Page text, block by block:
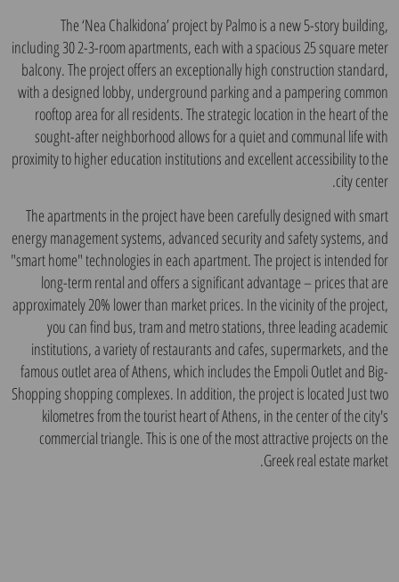
The ‘Nea Chalkidona’ project by Palmo is a new 5-story building,
including 30 2-3-room apartments, each with a spacious 25 square meter
balcony. The project offers an exceptionally high construction standard,
with a designed lobby, underground parking and a pampering common
rooftop area for all residents. The strategic location in the heart of the
sought-after neighborhood allows for a quiet and communal life with
proximity to higher education institutions and excellent accessibility to the
city center.
The apartments in the project have been carefully designed with smart
energy management systems, advanced security and safety systems, and
"smart home" technologies in each apartment. The project is intended for
long-term rental and offers a significant advantage – prices that are
approximately 20% lower than market prices. In the vicinity of the project,
you can find bus, tram and metro stations, three leading academic
institutions, a variety of restaurants and cafes, supermarkets, and the
famous outlet area of ​​Athens, which includes the Empoli Outlet and Big-
Shopping shopping complexes. In addition, the project is located Just two
kilometres from the tourist heart of Athens, in the center of the city's
commercial triangle. This is one of the most attractive projects on the
Greek real estate market.